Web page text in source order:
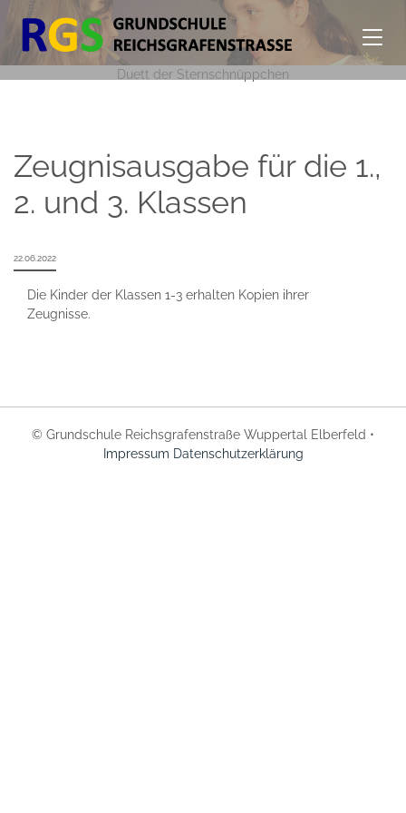
Duett der Sternschnüppchen
Zeugnisausgabe für die 1.,
2. und 3. Klassen
22.06.2022
Die Kinder der Klassen 1-3 erhalten Kopien ihrer
Zeugnisse.
© Grundschule Reichsgrafenstraße Wuppertal Elberfeld •
Impressum Datenschutzerklärung